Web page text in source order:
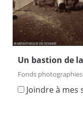
Un bastion de
Fonds
Joindre à mes